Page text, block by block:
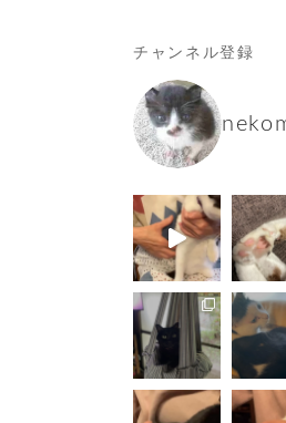
チャンネル登録